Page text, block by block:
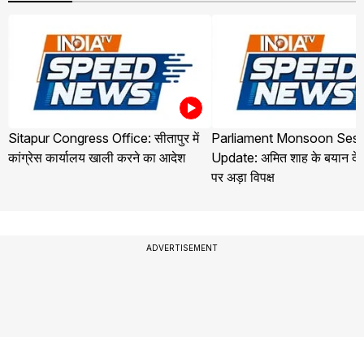
Sitapur Congress Office: सीतापुर में
कांग्रेस कार्यालय खाली करने का आदेश
Parliament Monsoon
Update: अमित शाह के बयान
पर अड़ा विपक्ष
ADVERTISEMENT